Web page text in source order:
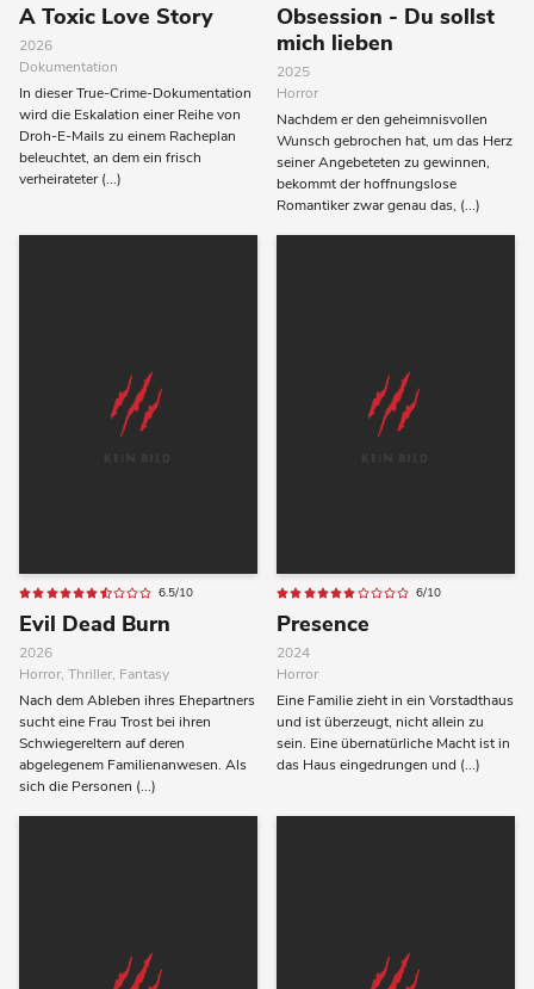
A Toxic Love Story
2026
Dokumentation
In dieser True-Crime-Dokumentation
wird die Eskalation einer Reihe von
Droh-E-Mails zu einem Racheplan
beleuchtet, an dem ein frisch
verheirateter (...)
Obsession - Du sollst
mich lieben
2025
Horror
Nachdem er den geheimnisvollen
Wunsch gebrochen hat, um das Herz
seiner Angebeteten zu gewinnen,
bekommt der hoffnungslose
Romantiker zwar genau das, (...)
6.5/10
Evil Dead Burn
2026
Horror, Thriller, Fantasy
Nach dem Ableben ihres Ehepartners
sucht eine Frau Trost bei ihren
Schwiegereltern auf deren
abgelegenem Familienanwesen. Als
sich die Personen (...)
6/10
Presence
2024
Horror
Eine Familie zieht in ein Vorstadthaus
und ist überzeugt, nicht allein zu
sein. Eine übernatürliche Macht ist in
das Haus eingedrungen und (...)